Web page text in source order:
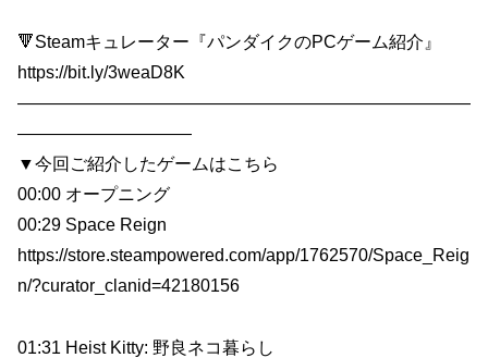
🔻Steamキュレーター『パンダイクのPCゲーム紹介』
https://bit.ly/3weaD8K
——————————————————————————
——————————
▼今回ご紹介したゲームはこちら
00:00 オープニング
00:29 Space Reign
https://store.steampowered.com/app/1762570/Space_Reig
n/?curator_clanid=42180156
01:31 Heist Kitty: 野良ネコ暮らし